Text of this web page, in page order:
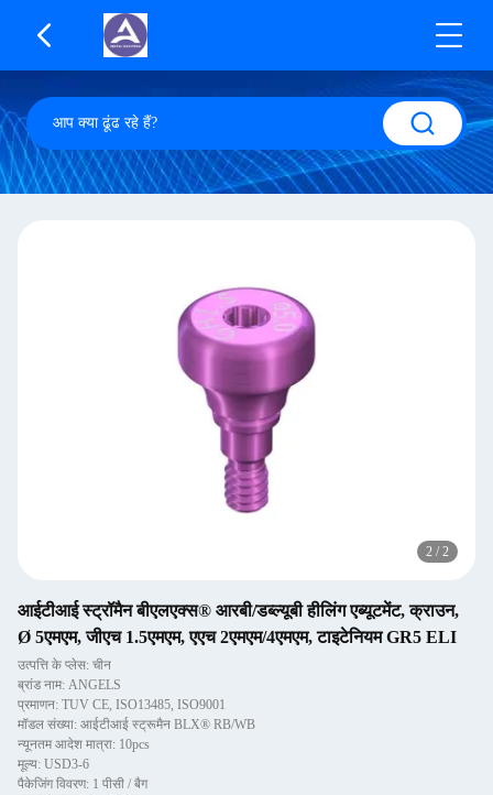
2 / 2
आईटीआई स्ट्रॉमैन बीएलएक्स® आरबी/डब्ल्यूबी हीलिंग एब्यूटमेंट, क्राउन,
Ø 5एमएम, जीएच 1.5एमएम, एएच 2एमएम/4एमएम, टाइटेनियम GR5 ELI
उत्पत्ति के प्लेस: चीन
ब्रांड नाम: ANGELS
प्रमाणन: TUV CE, ISO13485, ISO9001
मॉडल संख्या: आईटीआई स्ट्रूमैन BLX® RB/WB
न्यूनतम आदेश मात्रा: 10pcs
मूल्य: USD3-6
पैकेजिंग विवरण: 1 पीसी / बैग